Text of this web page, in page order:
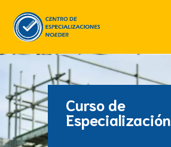
Curso de
Especialización